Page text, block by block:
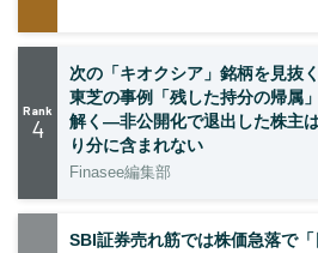
Rank
4
次の「キオクシア」銘柄を見抜
東芝の事例「残した持分の帰属
解く—非公開化で退出した株主
り分に含まれない
Finasee編集部
SBI証券売れ筋では株価急落で